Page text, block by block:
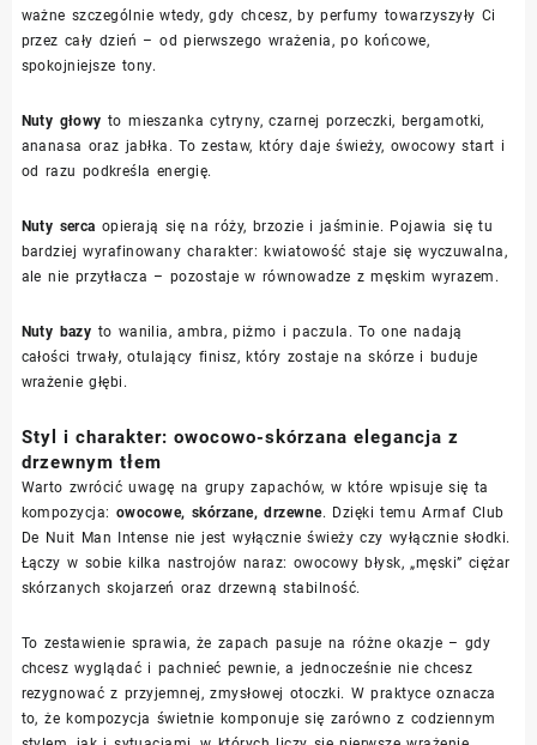
ważne szczególnie wtedy, gdy chcesz, by perfumy towarzyszyły Ci
przez cały dzień – od pierwszego wrażenia, po końcowe,
spokojniejsze tony.
Nuty głowy to mieszanka cytryny, czarnej porzeczki, bergamotki,
ananasa oraz jabłka. To zestaw, który daje świeży, owocowy start i
od razu podkreśla energię.
Nuty serca opierają się na róży, brzozie i jaśminie. Pojawia się tu
bardziej wyrafinowany charakter: kwiatowość staje się wyczuwalna,
ale nie przytłacza – pozostaje w równowadze z męskim wyrazem.
Nuty bazy to wanilia, ambra, piżmo i paczula. To one nadają
całości trwały, otulający finisz, który zostaje na skórze i buduje
wrażenie głębi.
Styl i charakter: owocowo-skórzana elegancja z
drzewnym tłem
Warto zwrócić uwagę na grupy zapachów, w które wpisuje się ta
kompozycja: owocowe, skórzane, drzewne. Dzięki temu Armaf Club
De Nuit Man Intense nie jest wyłącznie świeży czy wyłącznie słodki.
Łączy w sobie kilka nastrojów naraz: owocowy błysk, „męski” ciężar
skórzanych skojarzeń oraz drzewną stabilność.
To zestawienie sprawia, że zapach pasuje na różne okazje – gdy
chcesz wyglądać i pachnieć pewnie, a jednocześnie nie chcesz
rezygnować z przyjemnej, zmysłowej otoczki. W praktyce oznacza
to, że kompozycja świetnie komponuje się zarówno z codziennym